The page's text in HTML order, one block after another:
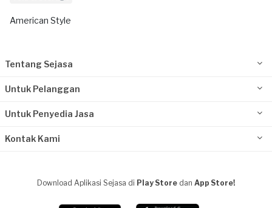
American Style
Tentang Sejasa
Untuk Pelanggan
Untuk Penyedia Jasa
Kontak Kami
Download Aplikasi Sejasa di Play Store dan App Store!